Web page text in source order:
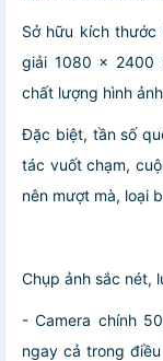
Sở hữu kích
giải 1080 x 2400
chất lượng hình
Đặc biệt, tần số
tác vuốt chạm,
nên mượt mà, loại
Chụp ảnh sắc nét,
- Camera chính
ngay cả trong